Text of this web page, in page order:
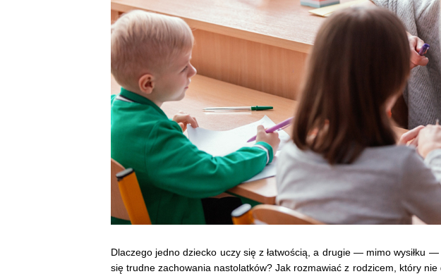
Dlaczego jedno dziecko uczy się z łatwością, a drugie — mimo wysiłku
się trudne zachowania nastolatków? Jak rozmawiać z rodzicem, który